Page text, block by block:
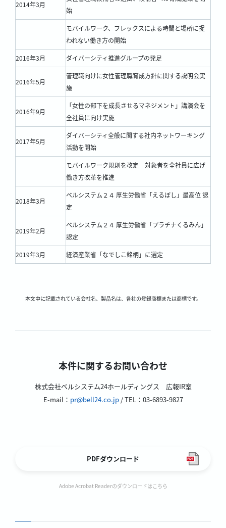
2014年3月
始
モバイルワーク、フレックスによる時間と場所に捉
われない働き方の開始
2016年3月 ダイバーシティ推進グループの発足
2016年5月
管理職向けに女性管理職育成方針に関する説明会実
施
2016年9月
「女性の部下を成長させるマネジメント」講演会を
全社員に向け実施
2017年5月
ダイバーシティ全般に関する社内ネットワーキング
活動を開始
モバイルワーク規則を改定 対象者を全社員に広げ
働き方改革を推進
2018年3月
ベルシステム２４ 厚生労働省「えるぼし」最高位 認
定
2019年2月
ベルシステム２４ 厚生労働省「プラチナくるみん」
認定
2019年3月 経済産業省「なでしこ銘柄」に選定
本文中に記載されている会社名、製品名は、各社の登録商標または商標です。
本件に関するお問い合わせ
株式会社ベルシステム24ホールディングス 広報IR室
E-mail： pr@bell24.co.jp/ TEL：03-6893-9827
PDFダウンロード
Adobe Acrobat Readerのダウンロードはこちら